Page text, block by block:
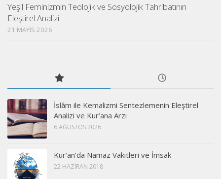
Yeşil Feminizmin Teolojik ve Sosyolojik Tahribatının
Eleştirel Analizi
21 MAYIS 2026
İslâm ile Kemalizmi Sentezlemenin Eleştirel
Analizi ve Kur’ana Arzı
6 AĞUSTOS 2026
Kur’an’da Namaz Vakitleri ve İmsak
22 HAZIRAN 2018